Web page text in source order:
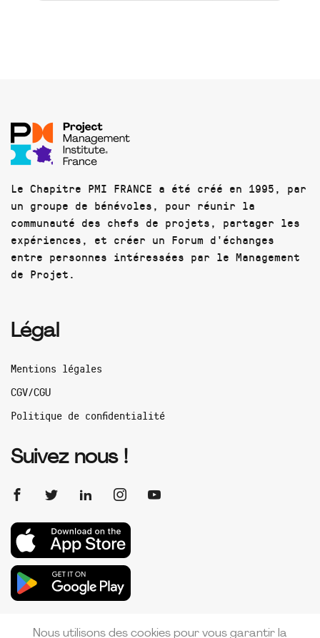
Le Chapitre PMI FRANCE a été créé en 1995, par
un groupe de bénévoles, pour réunir la
communauté des chefs de projets, partager les
expériences, et créer un Forum d'échanges
entre personnes intéressées par le Management
de Projet.
Légal
Mentions légales
CGV/CGU
Politique de confidentialité
Suivez nous !
Nous utilisons des cookies pour vous garantir la